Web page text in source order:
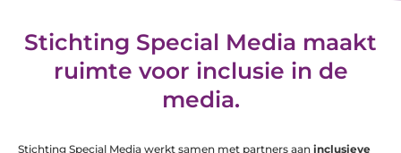
Stichting Special Media werkt samen met partners aan inclusieve
Stichting Special Media maakt
ruimte voor inclusie in de
media.